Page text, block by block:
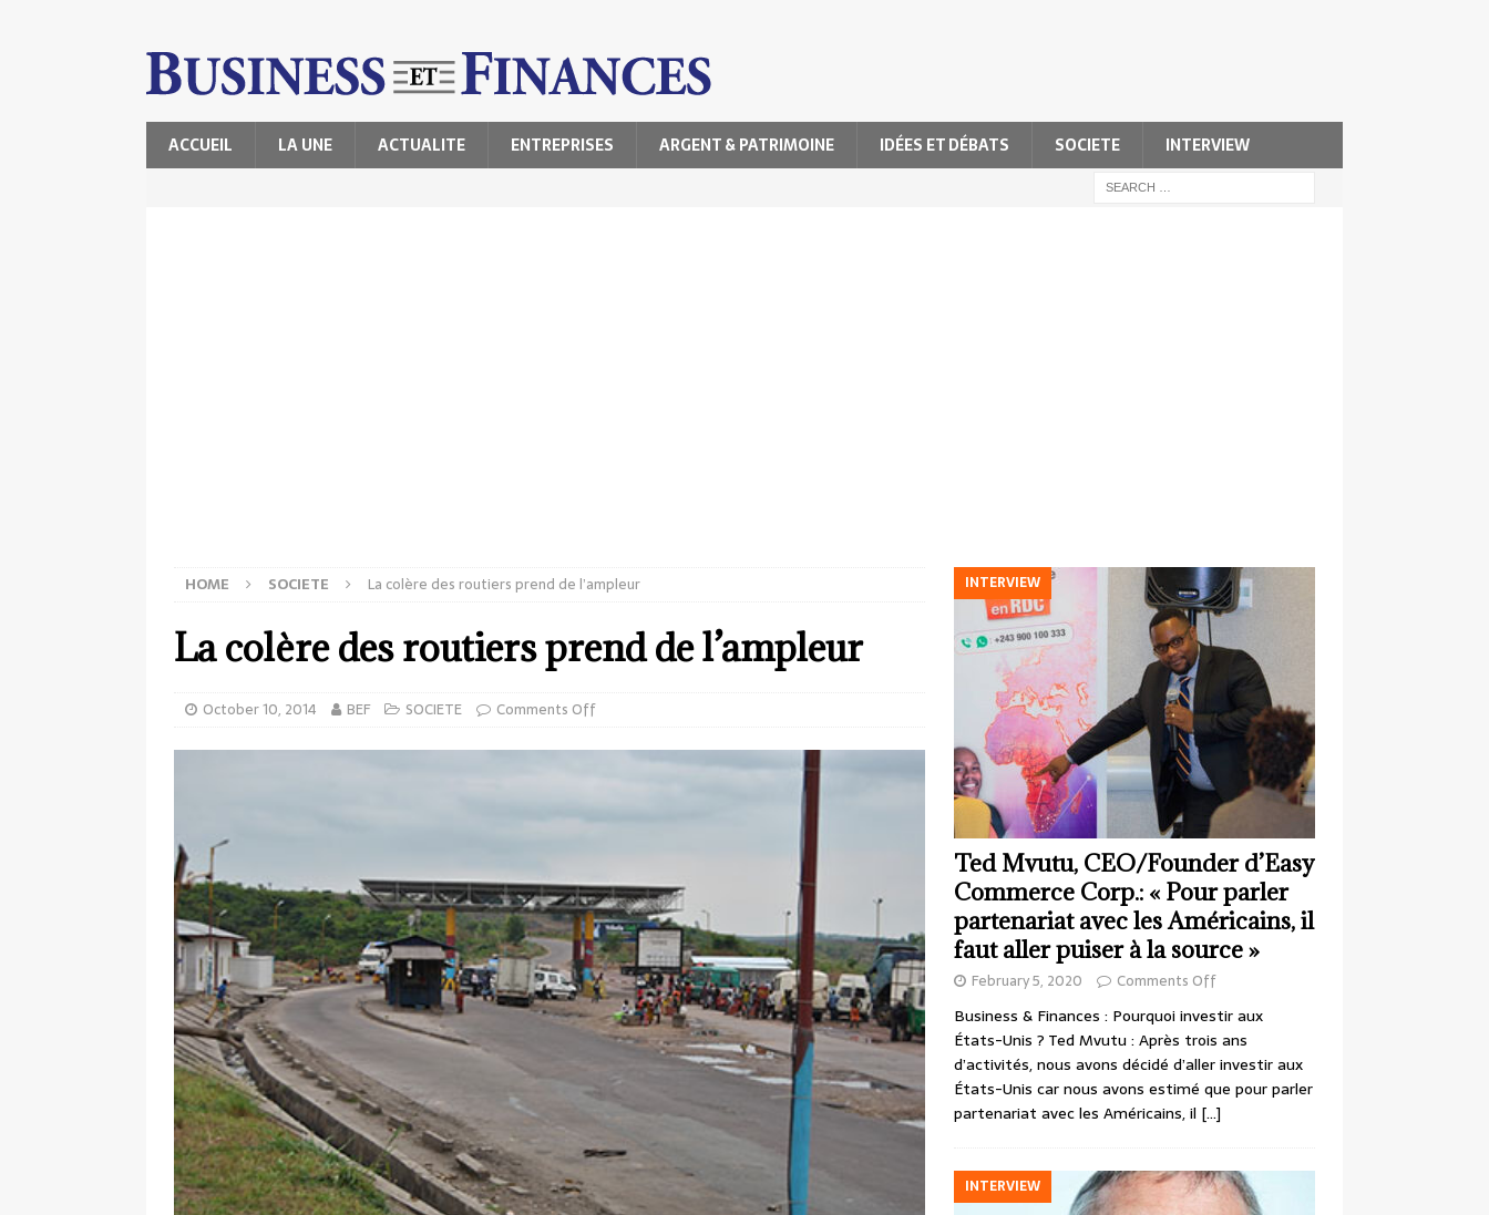
ACCUEIL LA UNE ACTUALITE ENTREPRISES ARGENT & PATRIMOINE IDÉES ET DÉBATS SOCIETE INTERVIEW
HOME SOCIETE La colère des routiers prend de l’ampleur
La colère des routiers prend de l’ampleur
October 10, 2014 BEF SOCIETE Comments Off
INTERVIEW
Ted Mvutu, CEO/Founder d’Easy
Commerce Corp.: « Pour parler
partenariat avec les Américains, il
faut aller puiser à la source »
February 5, 2020 Comments Off
Business & Finances : Pourquoi investir aux
États-Unis ? Ted Mvutu : Après trois ans
d’activités, nous avons décidé d’aller investir aux
États-Unis car nous avons estimé que pour parler
partenariat avec les Américains, il […]
INTERVIEW